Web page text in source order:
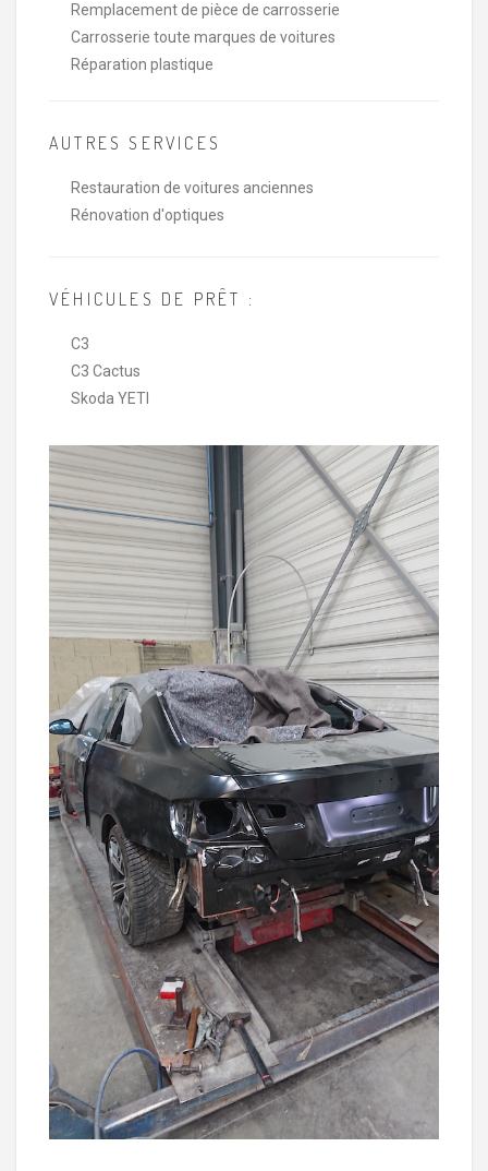
Remplacement de pièce de carrosserie
Carrosserie toute marques de voitures
Réparation plastique
AUTRES SERVICES
Restauration de voitures anciennes
Rénovation d'optiques
VÉHICULES DE PRÊT :
C3
C3 Cactus
Skoda YETI